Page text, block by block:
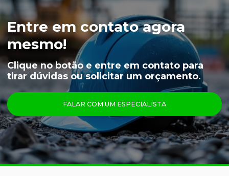
LUVA VAQUETA TÉRMICA
MEIÃO EM LÃ PARA CAMARA FRIA
CAPUZ PARA CAMARA FRIA
LUVAS
ÓCULOS
PRINCIPAIS PRODUTOS
CALÇA FRIGORÍFICA
CREME NUTRIEX GRUPO 3
GRAFATEX ARAMIDA 1511
Entre em contato agora
mesmo!
Clique no botão e entre em contato para
tirar dúvidas ou solicitar um orçamento.
FALAR COM UM ESPECIALISTA